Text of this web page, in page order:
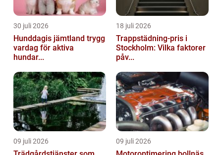
30 juli 2026
Hunddagis jämtland trygg
vardag för aktiva
hundar...
18 juli 2026
Trappstädning-pris i
Stockholm: Vilka faktorer
påv...
09 juli 2026 09 juli 2026